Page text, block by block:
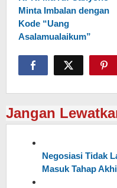
Minta Imbalan dengan
Kode “Uang
Asalamualaikum”
Jangan
Negosiasi Tidak
Masuk Tahap